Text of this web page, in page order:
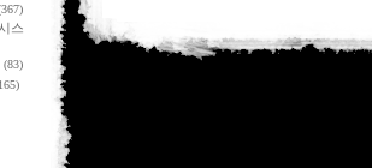
스
(83)